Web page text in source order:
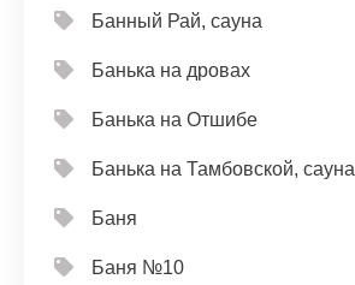
Банный Рай, сауна
Банька на дровах
Банька на Отшибе
Банька на Тамбовской, сауна
Баня
Баня №10